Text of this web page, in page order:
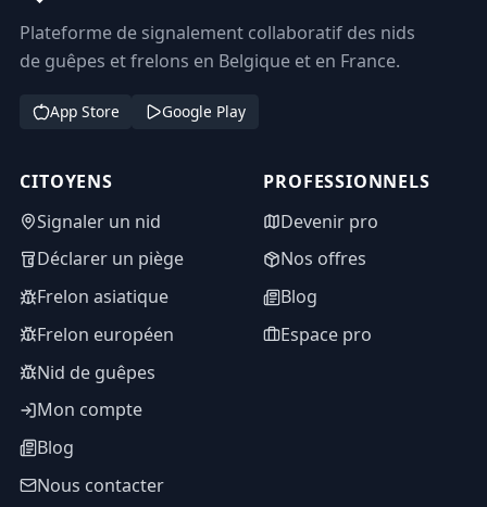
Plateforme de signalement collaboratif des nids
de guêpes et frelons en Belgique et en France.
App Store Google Play
CITOYENS
Signaler un nid
Déclarer un piège
Frelon asiatique
Frelon européen
Nid de guêpes
Mon compte
Blog
Nous contacter
PROFESSIONNELS
Devenir pro
Nos offres
Blog
Espace pro